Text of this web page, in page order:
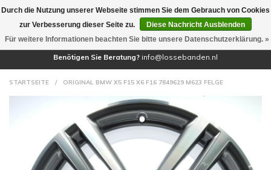
(0)
Benötigen Sie Beratung? info@lossebanden.nl
STARTSEITE / ORIGINAL BMW X5 F15 X6 F16 7849629 M623 FELGE
Durch die Nutzung unserer Webseite stimmen Sie dem Gebrauch von Cookies
zur Verbesserung dieser Seite zu.
Diese Nachricht Ausblenden
Für weitere Informationen beachten Sie bitte unsere Datenschutzerklärung. »